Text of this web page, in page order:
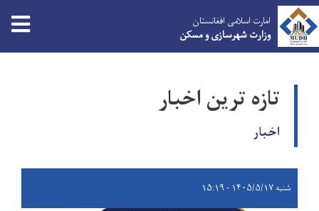
content
امارت اسلامی افغانستان
وزارت شهرسازی و مسکن
تازه ترین اخبار
اخبار
شنبه ۱۴۰۵/۵/۱۷ - ۱۵:۱۹